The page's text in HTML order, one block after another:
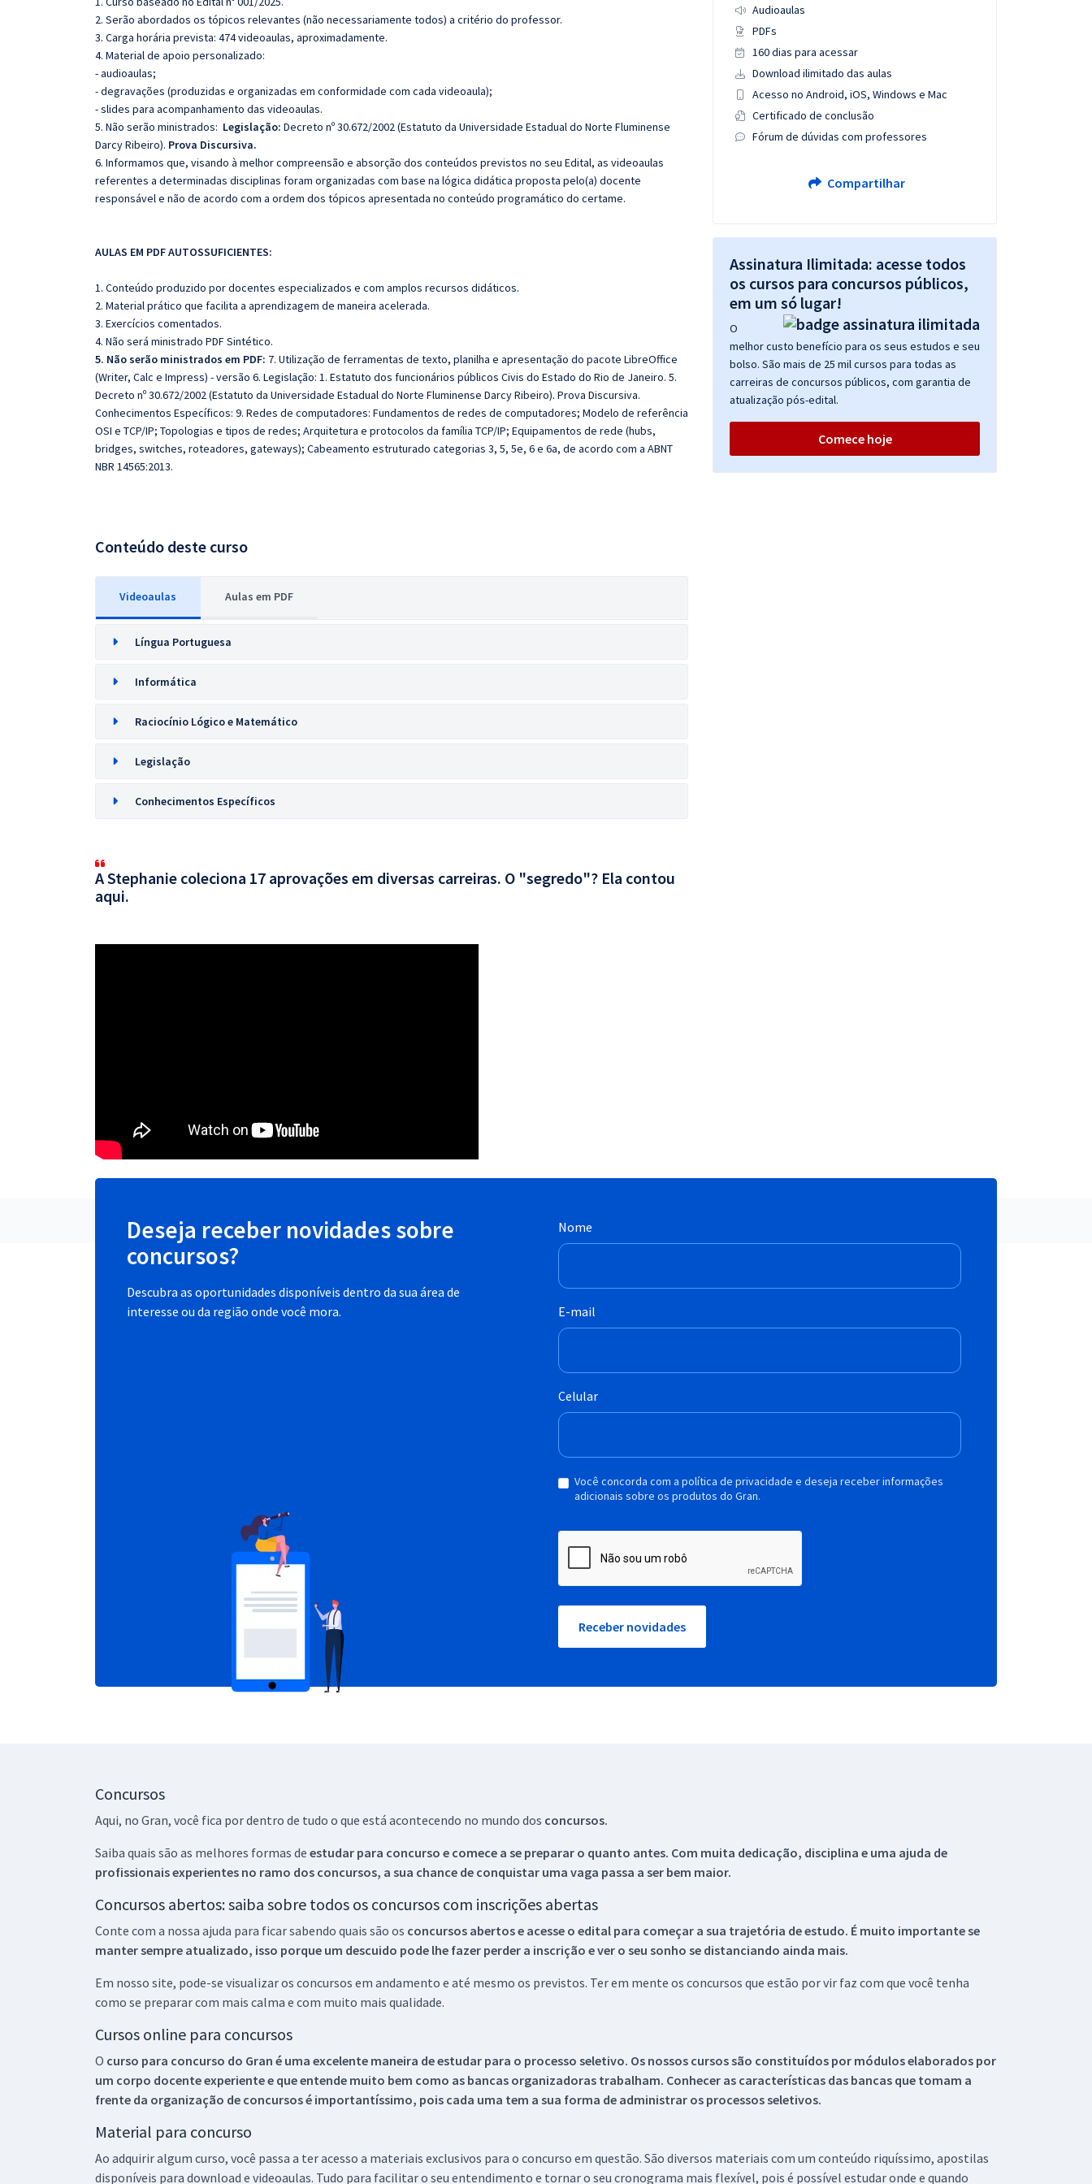
2. Serão abordados os tópicos relevantes (não necessariamente todos) a critério do professor.
3. Carga horária prevista: 474 videoaulas, aproximadamente.
4. Material de apoio personalizado:
- audioaulas;
- degravações (produzidas e organizadas em conformidade com cada videoaula);
- slides para acompanhamento das videoaulas.
5. Não serão ministrados: Legislação: Decreto nº 30.672/2002 (Estatuto da Universidade Estadual do Norte Fluminense
Darcy Ribeiro). Prova Discursiva.
6. Informamos que, visando à melhor compreensão e absorção dos conteúdos previstos no seu Edital, as videoaulas
referentes a determinadas disciplinas foram organizadas com base na lógica didática proposta pelo(a) docente
responsável e não de acordo com a ordem dos tópicos apresentada no conteúdo programático do certame.
AULAS EM PDF AUTOSSUFICIENTES:
1. Conteúdo produzido por docentes especializados e com amplos recursos didáticos.
2. Material prático que facilita a aprendizagem de maneira acelerada.
3. Exercícios comentados.
4. Não será ministrado PDF Sintético.
5. Não serão ministrados em PDF: 7. Utilização de ferramentas de texto, planilha e apresentação do pacote LibreOffice
(Writer, Calc e Impress) - versão 6. Legislação: 1. Estatuto dos funcionários públicos Civis do Estado do Rio de Janeiro. 5.
Decreto nº 30.672/2002 (Estatuto da Universidade Estadual do Norte Fluminense Darcy Ribeiro). Prova Discursiva.
Conhecimentos Específicos: 9. Redes de computadores: Fundamentos de redes de computadores; Modelo de referência
OSI e TCP/IP; Topologias e tipos de redes; Arquitetura e protocolos da família TCP/IP; Equipamentos de rede (hubs,
bridges, switches, roteadores, gateways); Cabeamento estruturado categorias 3, 5, 5e, 6 e 6a, de acordo com a ABNT
NBR 14565:2013.
Conteúdo deste curso
Videoaulas Aulas em PDF
Língua Portuguesa
Informática
Raciocínio Lógico e Matemático
Legislação
Conhecimentos Específicos
A Stephanie coleciona 17 aprovações em diversas carreiras. O "segredo"? Ela contou
aqui.
Audioaulas
PDFs
160 dias para acessar
Download ilimitado das aulas
Acesso no Android, iOS, Windows e Mac
Certificado de conclusão
Fórum de dúvidas com professores
Compartilhar
Assinatura Ilimitada: acesse todos
os cursos para concursos públicos,
em um só lugar!
O
melhor custo benefício para os seus estudos e seu
bolso. São mais de 25 mil cursos para todas as
carreiras de concursos públicos, com garantia de
atualização pós-edital.
Comece hoje
Deseja receber novidades sobre
concursos?
Descubra as oportunidades disponíveis dentro da sua área de
interesse ou da região onde você mora.
Nome
E-mail
Celular
Você concorda com a política de privacidade e deseja receber informações
adicionais sobre os produtos do Gran.
Receber novidades
Concursos
Aqui, no Gran, você fica por dentro de tudo o que está acontecendo no mundo dos concursos.
Saiba quais são as melhores formas de estudar para concurso e comece a se preparar o quanto antes. Com muita dedicação, disciplina e uma ajuda de
profissionais experientes no ramo dos concursos, a sua chance de conquistar uma vaga passa a ser bem maior.
Concursos abertos: saiba sobre todos os concursos com inscrições abertas
Conte com a nossa ajuda para ficar sabendo quais são os concursos abertos e acesse o edital para começar a sua trajetória de estudo. É muito importante se
manter sempre atualizado, isso porque um descuido pode lhe fazer perder a inscrição e ver o seu sonho se distanciando ainda mais.
Em nosso site, pode-se visualizar os concursos em andamento e até mesmo os previstos. Ter em mente os concursos que estão por vir faz com que você tenha
como se preparar com mais calma e com muito mais qualidade.
Cursos online para concursos
O curso para concurso do Gran é uma excelente maneira de estudar para o processo seletivo. Os nossos cursos são constituídos por módulos elaborados por
um corpo docente experiente e que entende muito bem como as bancas organizadoras trabalham. Conhecer as características das bancas que tomam a
frente da organização de concursos é importantíssimo, pois cada uma tem a sua forma de administrar os processos seletivos.
Material para concurso
Ao adquirir algum curso, você passa a ter acesso a materiais exclusivos para o concurso em questão. São diversos materiais com um conteúdo riquíssimo, apostilas
disponíveis para download e videoaulas. Tudo para facilitar o seu entendimento e tornar o seu cronograma mais flexível, pois é possível estudar onde e quando